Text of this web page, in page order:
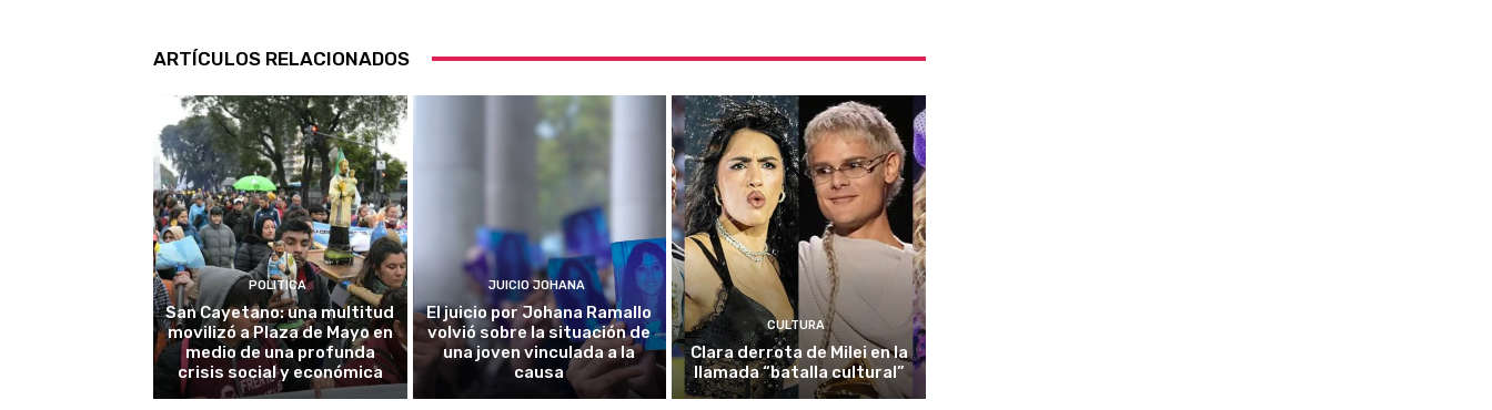
ARTÍCULOS RELACIONADOS
POLITICA
San Cayetano: una multitud
movilizó a Plaza de Mayo en
medio de una profunda
crisis social y económica
JUICIO JOHANA
El juicio por Johana Ramallo
volvió sobre la situación de
una joven vinculada a la
causa
CULTURA
Clara derrota de Milei en la
llamada “batalla cultural”